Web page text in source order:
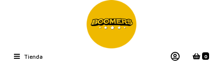
Tienda 0